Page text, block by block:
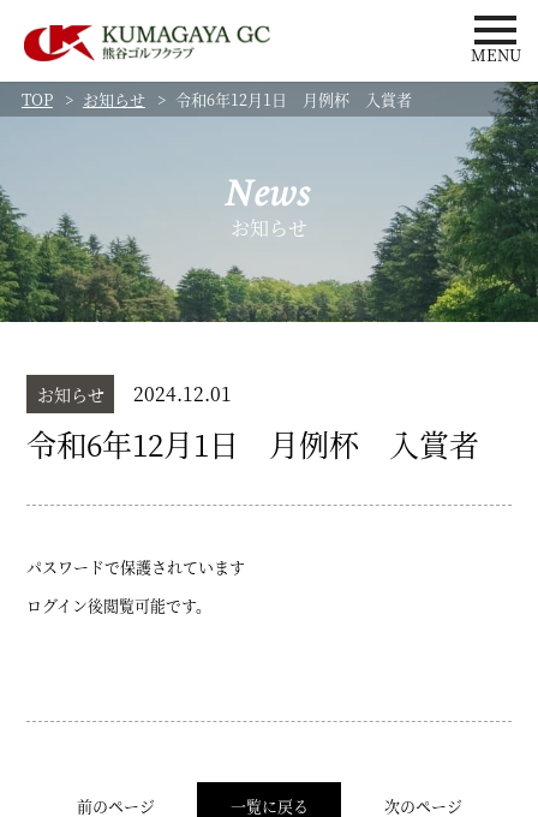
MENU
TOP
お知らせ 令和6年12月1日 月例杯 入賞者
News
お知らせ
お知らせ 2024.12.01
令和6年12月1日 月例杯 入賞者
パスワードで保護されています
ログイン後閲覧可能です。
前のページ 一覧に戻る 次のページ